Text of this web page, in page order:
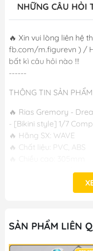
NHỮNG CÂU HỎI
🔥 Xin vui lòng liên hệ
fb.com/m.figurevn ) /
bất kì câu hỏi nào !!!
------
THÔNG TIN SẢN PHẨM
🔥 Rias Gremory -
- [Bikini style] 1/7
🔥 Hãng SX: WAVE
🔥 Chất liệu: PVC, ABS
🔥 Phát
M FIGURE - MÔ HÌNH
🔥Add: Ngọc Hồi -
🔥Hotline:090-345-
SẢN PHẨM LIÊN